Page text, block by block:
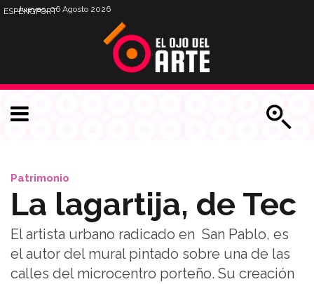
Jueves, 06 Agosto 2026
ESPENGPORT
Patrimonio
La lagartija, de Tec
El artista urbano radicado en San Pablo, es
el autor del mural pintado sobre una de las
calles del microcentro porteño. Su creación